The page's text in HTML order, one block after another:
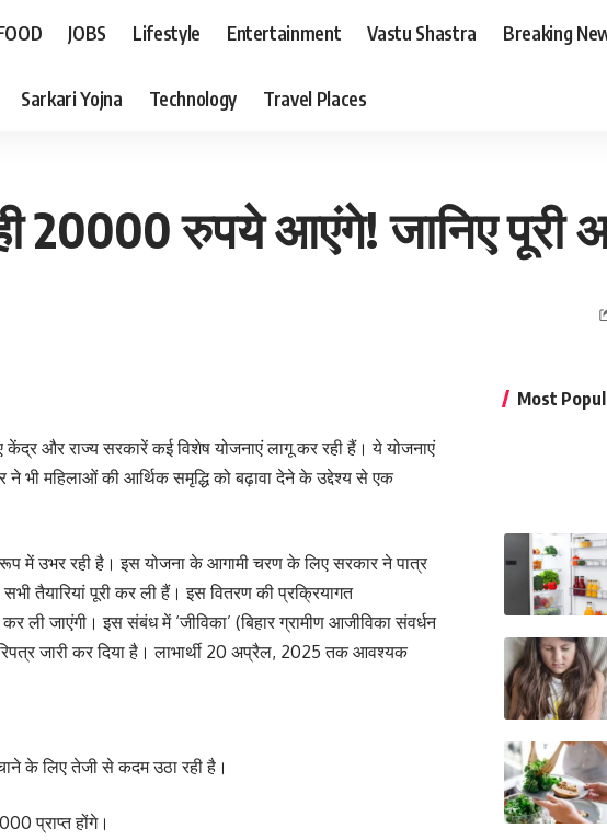
JOBS Lifestyle Entertainment Vastu Shastra Breaking
Sarkari Yojna Technology Travel Places
20000 रुपये आएंगे! जानिए पूरी
और राज्य सरकारें कई विशेष योजनाएं लागू कर रही हैं। ये योजनाएं
ने भी महिलाओं की आर्थिक समृद्धि को बढ़ावा देने के उद्देश्य से एक
रूप में उभर रही है। इस योजना के आगामी चरण के लिए सरकार ने पात्र
तैयारियां पूरी कर ली हैं। इस वितरण की प्रक्रियागत
ली जाएंगी। इस संबंध में ‘जीविका’ (बिहार ग्रामीण आजीविका संवर्धन
जारी कर दिया है। लाभार्थी 20 अप्रैल, 2025 तक आवश्यक
के लिए तेजी से कदम उठा रही है।
प्राप्त होंगे।
Most